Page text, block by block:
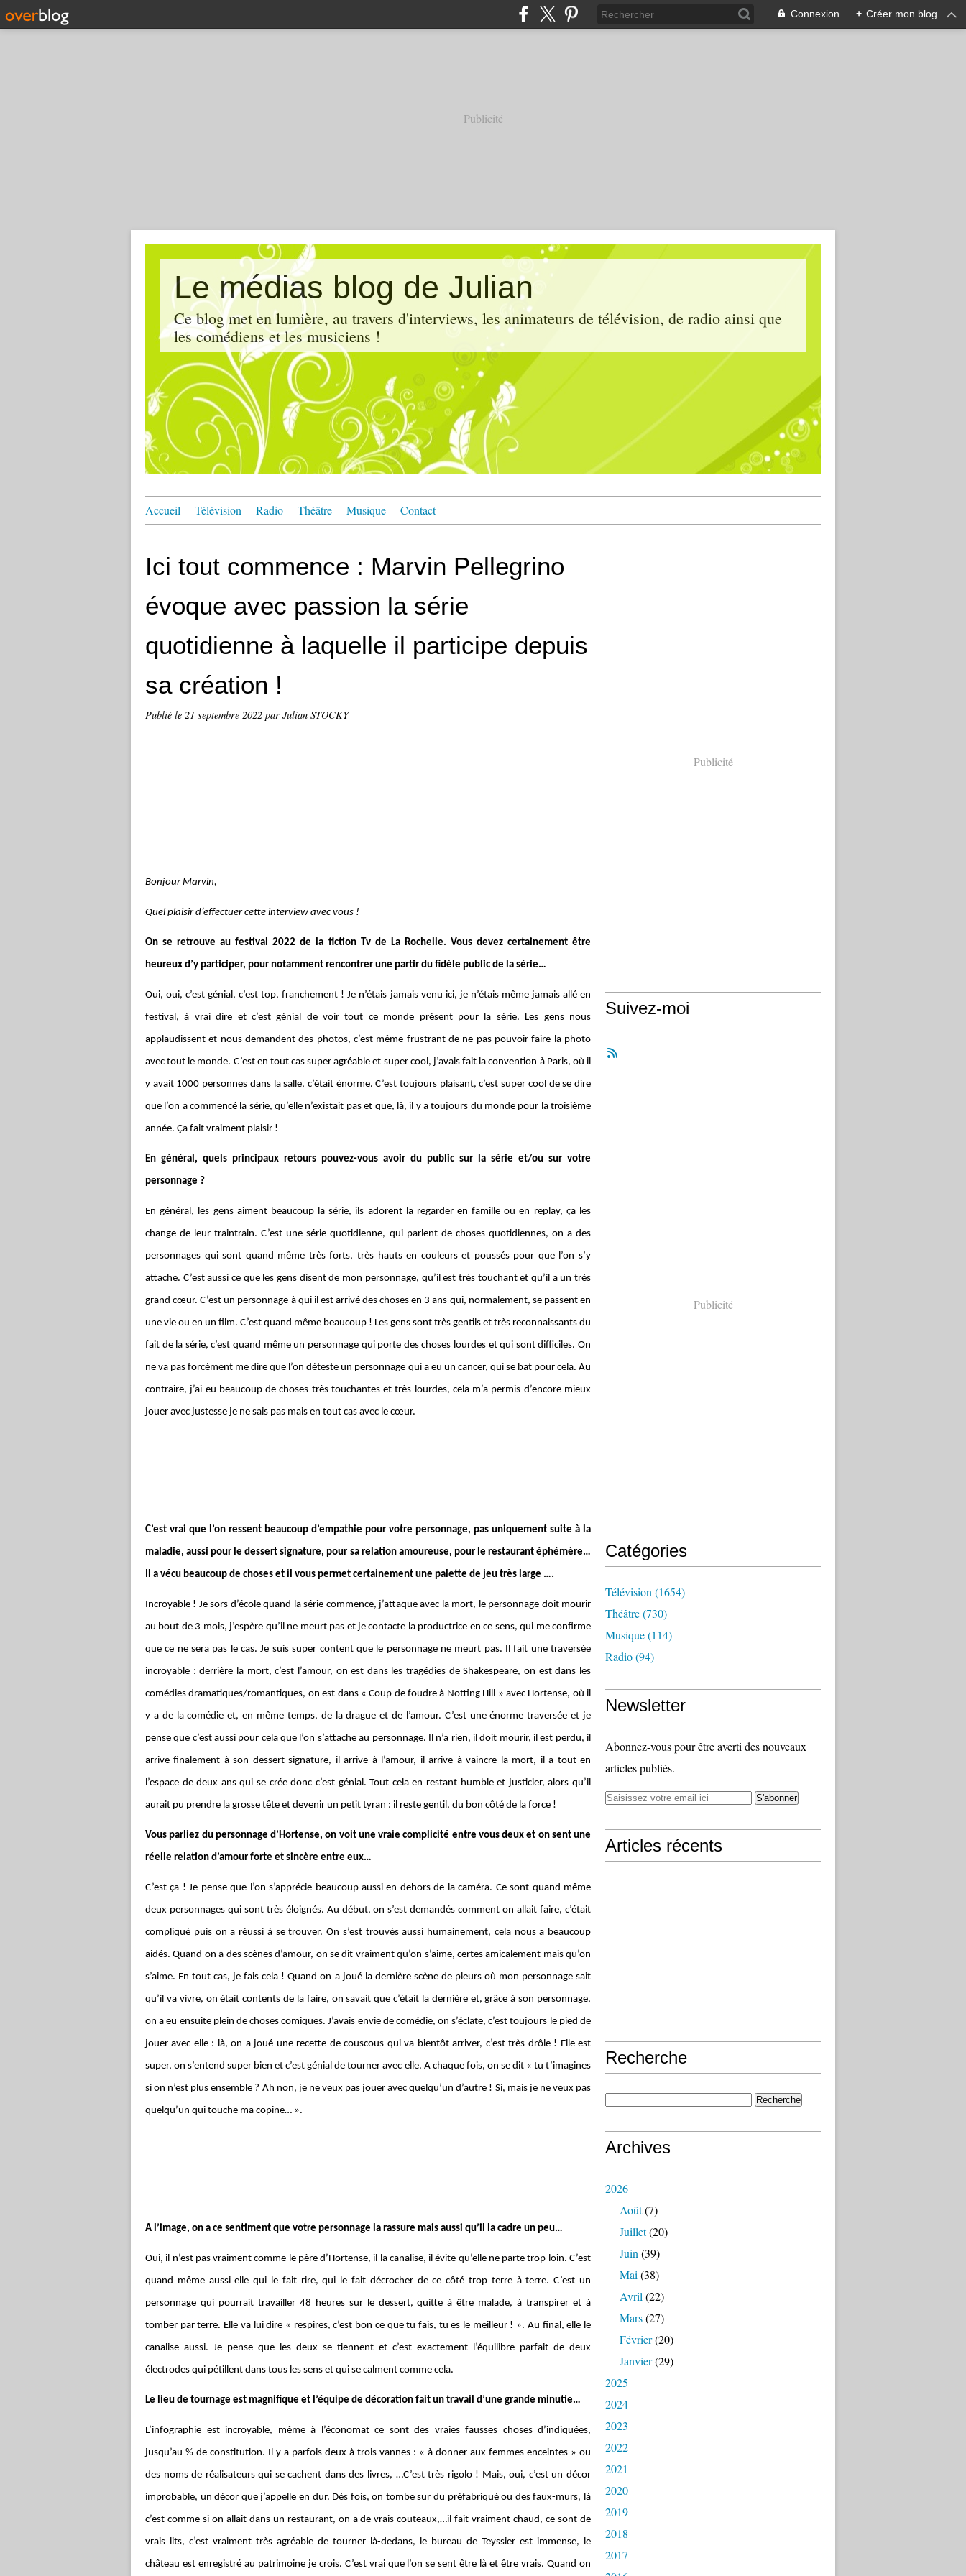
Connexion + Créer mon blog
Publicité
Le médias blog de Julian
Ce blog met en lumière, au travers d'interviews, les animateurs de télévision, de radio ainsi que
les comédiens et les musiciens !
Accueil Télévision Radio Théâtre Musique Contact
Ici tout commence : Marvin Pellegrino
évoque avec passion la série
quotidienne à laquelle il participe depuis
sa création !
Publié le 21 septembre 2022 par Julian STOCKY
Bonjour Marvin,
Quel plaisir d’effectuer cette interview avec vous !
On se retrouve au festival 2022 de la fiction Tv de La Rochelle. Vous devez certainement être
heureux d’y participer, pour notamment rencontrer une partir du fidèle public de la série…
Oui, oui, c’est génial, c’est top, franchement ! Je n’étais jamais venu ici, je n’étais même jamais allé en
festival, à vrai dire et c’est génial de voir tout ce monde présent pour la série. Les gens nous
applaudissent et nous demandent des photos, c’est même frustrant de ne pas pouvoir faire la photo
avec tout le monde. C’est en tout cas super agréable et super cool, j’avais fait la convention à Paris, où il
y avait 1000 personnes dans la salle, c’était énorme. C’est toujours plaisant, c’est super cool de se dire
que l’on a commencé la série, qu’elle n’existait pas et que, là, il y a toujours du monde pour la troisième
année. Ça fait vraiment plaisir !
En général, quels principaux retours pouvez-vous avoir du public sur la série et/ou sur votre
personnage ?
En général, les gens aiment beaucoup la série, ils adorent la regarder en famille ou en replay, ça les
change de leur traintrain. C’est une série quotidienne, qui parlent de choses quotidiennes, on a des
personnages qui sont quand même très forts, très hauts en couleurs et poussés pour que l’on s’y
attache. C’est aussi ce que les gens disent de mon personnage, qu’il est très touchant et qu’il a un très
grand cœur. C’est un personnage à qui il est arrivé des choses en 3 ans qui, normalement, se passent en
une vie ou en un film. C’est quand même beaucoup ! Les gens sont très gentils et très reconnaissants du
fait de la série, c’est quand même un personnage qui porte des choses lourdes et qui sont difficiles. On
ne va pas forcément me dire que l’on déteste un personnage qui a eu un cancer, qui se bat pour cela. Au
contraire, j’ai eu beaucoup de choses très touchantes et très lourdes, cela m’a permis d’encore mieux
jouer avec justesse je ne sais pas mais en tout cas avec le cœur.
C’est vrai que l’on ressent beaucoup d’empathie pour votre personnage, pas uniquement suite à la
maladie, aussi pour le dessert signature, pour sa relation amoureuse, pour le restaurant éphémère…
Il a vécu beaucoup de choses et il vous permet certainement une palette de jeu très large ….
Incroyable ! Je sors d’école quand la série commence, j’attaque avec la mort, le personnage doit mourir
au bout de 3 mois, j’espère qu’il ne meurt pas et je contacte la productrice en ce sens, qui me confirme
que ce ne sera pas le cas. Je suis super content que le personnage ne meurt pas. Il fait une traversée
incroyable : derrière la mort, c’est l’amour, on est dans les tragédies de Shakespeare, on est dans les
comédies dramatiques/romantiques, on est dans « Coup de foudre à Notting Hill » avec Hortense, où il
y a de la comédie et, en même temps, de la drague et de l’amour. C’est une énorme traversée et je
pense que c’est aussi pour cela que l’on s’attache au personnage. Il n’a rien, il doit mourir, il est perdu, il
arrive finalement à son dessert signature, il arrive à l’amour, il arrive à vaincre la mort, il a tout en
l’espace de deux ans qui se crée donc c’est génial. Tout cela en restant humble et justicier, alors qu’il
aurait pu prendre la grosse tête et devenir un petit tyran : il reste gentil, du bon côté de la force !
Vous parliez du personnage d’Hortense, on voit une vraie complicité entre vous deux et on sent une
réelle relation d’amour forte et sincère entre eux…
C’est ça ! Je pense que l’on s’apprécie beaucoup aussi en dehors de la caméra. Ce sont quand même
deux personnages qui sont très éloignés. Au début, on s’est demandés comment on allait faire, c’était
compliqué puis on a réussi à se trouver. On s’est trouvés aussi humainement, cela nous a beaucoup
aidés. Quand on a des scènes d’amour, on se dit vraiment qu’on s’aime, certes amicalement mais qu’on
s’aime. En tout cas, je fais cela ! Quand on a joué la dernière scène de pleurs où mon personnage sait
qu’il va vivre, on était contents de la faire, on savait que c’était la dernière et, grâce à son personnage,
on a eu ensuite plein de choses comiques. J’avais envie de comédie, on s’éclate, c’est toujours le pied de
jouer avec elle : là, on a joué une recette de couscous qui va bientôt arriver, c’est très drôle ! Elle est
super, on s’entend super bien et c’est génial de tourner avec elle. A chaque fois, on se dit « tu t’imagines
si on n’est plus ensemble ? Ah non, je ne veux pas jouer avec quelqu’un d’autre ! Si, mais je ne veux pas
quelqu’un qui touche ma copine… ».
A l’image, on a ce sentiment que votre personnage la rassure mais aussi qu’il la cadre un peu…
Oui, il n’est pas vraiment comme le père d’Hortense, il la canalise, il évite qu’elle ne parte trop loin. C’est
quand même aussi elle qui le fait rire, qui le fait décrocher de ce côté trop terre à terre. C’est un
personnage qui pourrait travailler 48 heures sur le dessert, quitte à être malade, à transpirer et à
tomber par terre. Elle va lui dire « respires, c’est bon ce que tu fais, tu es le meilleur ! ». Au final, elle le
canalise aussi. Je pense que les deux se tiennent et c’est exactement l’équilibre parfait de deux
électrodes qui pétillent dans tous les sens et qui se calment comme cela.
Le lieu de tournage est magnifique et l’équipe de décoration fait un travail d’une grande minutie…
L’infographie est incroyable, même à l’économat ce sont des vraies fausses choses d’indiquées,
jusqu’au % de constitution. Il y a parfois deux à trois vannes : « à donner aux femmes enceintes » ou
des noms de réalisateurs qui se cachent dans des livres, …C’est très rigolo ! Mais, oui, c’est un décor
improbable, un décor que j’appelle en dur. Dès fois, on tombe sur du préfabriqué ou des faux-murs, là
c’est comme si on allait dans un restaurant, on a de vrais couteaux,…il fait vraiment chaud, ce sont de
vrais lits, c’est vraiment très agréable de tourner là-dedans, le bureau de Teyssier est immense, le
château est enregistré au patrimoine je crois. C’est vrai que l’on se sent être là et être vrais. Quand on
Publicité
Suivez-moi
Publicité
Catégories
Télévision (1654)
Théâtre(730)
Musique(114)
Radio(94)
Newsletter
Abonnez-vous pour être averti des nouveaux
articles publiés.
Articles récents
Recherche
Archives
2026
Août(7)
Juillet(20)
Juin (39)
Mai (38)
Avril (22)
Mars(27)
Février(20)
Janvier(29)
2025
2024
2023
2022
2021
2020
2019
2018
2017